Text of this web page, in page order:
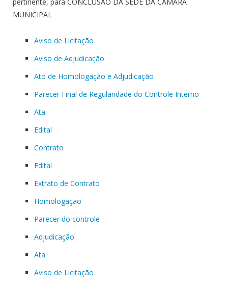
MUNICIPAL
Aviso de Licitação
Aviso de Adjudicação
Ato de Homologação e Adjudicação
Parecer Final de Regularidade do Controle Interno
Ata
Edital
Contrato
Edital
Extrato de Contrato
Homologação
Parecer do controle
Adjudicação
Ata
Aviso de Licitação